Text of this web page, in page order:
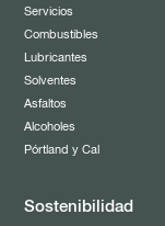
Servicios
Combustibles
Lubricantes
Solventes
Asfaltos
Alcoholes
Pórtland y Cal
Sostenibilidad